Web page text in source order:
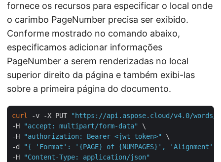
fornece os recursos para especificar o local onde
o carimbo PageNumber precisa ser exibido.
Conforme mostrado no comando abaixo,
especificamos adicionar informações
PageNumber a serem renderizadas no local
superior direito da página e também exibi-las
sobre a primeira página do documento.
curl -v -X PUT
"https://api.aspose.cloud/v4.0/words/
-H
"accept: multipart/form-data"
\
-H
"authorization: Bearer <jwt token>"
\
-d
"{ 'Format': '{PAGE} of {NUMPAGES}',
-H
"Content-Type: application/json"